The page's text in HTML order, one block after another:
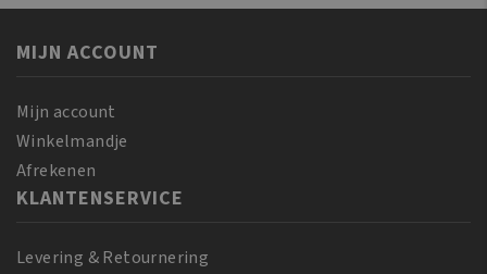
MIJN ACCOUNT
Mijn account
Winkelmandje
Afrekenen
KLANTENSERVICE
Levering & Retournering